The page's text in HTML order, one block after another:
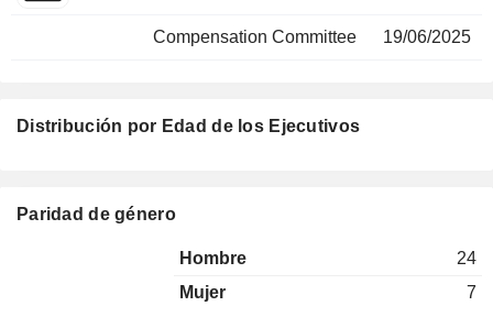
Compensation Committee 19/06/2025
Distribución por Edad de los Ejecutivos
Paridad de género
Hombre
24
Mujer
7